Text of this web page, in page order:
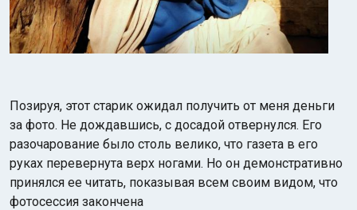
Позируя, этот старик ожидал получить от меня деньги
за фото. Не дождавшись, с досадой отвернулся. Его
разочарование было столь велико, что газета в его
руках перевернута верх ногами. Но он демонстративно
принялся ее читать, показывая всем своим видом, что
фотосессия закончена